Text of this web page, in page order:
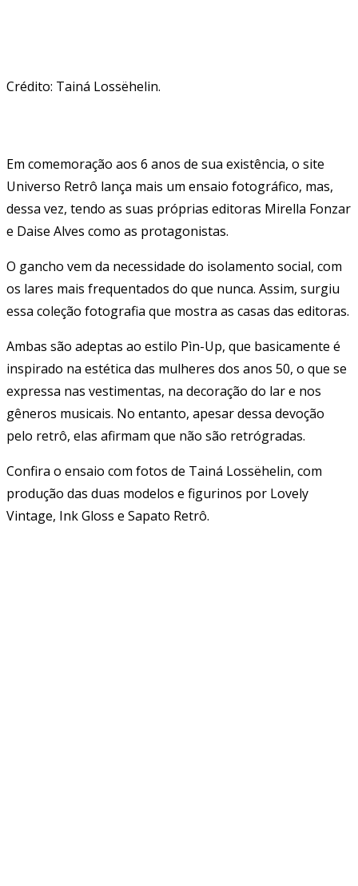
Crédito: Tainá Lossëhelin.
Em comemoração aos 6 anos de sua existência, o site
Universo Retrô lança mais um ensaio fotográfico, mas,
dessa vez, tendo as suas próprias editoras Mirella Fonzar
e Daise Alves como as protagonistas.
O gancho vem da necessidade do isolamento social, com
os lares mais frequentados do que nunca. Assim, surgiu
essa coleção fotografia que mostra as casas das editoras.
Ambas são adeptas ao estilo Pìn-Up, que basicamente é
inspirado na estética das mulheres dos anos 50, o que se
expressa nas vestimentas, na decoração do lar e nos
gêneros musicais. No entanto, apesar dessa devoção
pelo retrô, elas afirmam que não são retrógradas.
Confira o ensaio com fotos de Tainá Lossëhelin, com
produção das duas modelos e figurinos por Lovely
Vintage, Ink Gloss e Sapato Retrô.